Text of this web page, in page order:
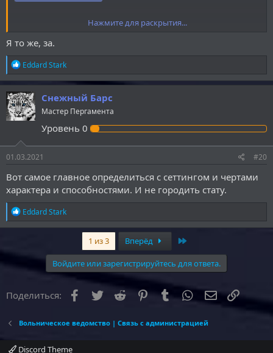
перса. Также будут черты героя, которые ответственны будут за
модификаторы к броскам на что-либо. Игроки будут знать две
из 5 черт, кстати.
Нажмите для раскрытия...
Я то же, за.
Р
е
а
к
ц
и
и
Eddard Stark
Снежный Барс
Мастер Пергамента
Уровень 0
01.03.2021 #20
Вот самое главное определиться с сеттингом и чертами
характера и способностями. И не городить стату.
Р
е
а
и
Eddard Stark
1 из 3 Вперёд
Войдите или зарегистрируйтесь для ответа.
Поделиться: Facebook
Twitter RedditPinterestTumblr WhatsApp
Вольническое ведомство | Связь с администрацией
Discord Theme